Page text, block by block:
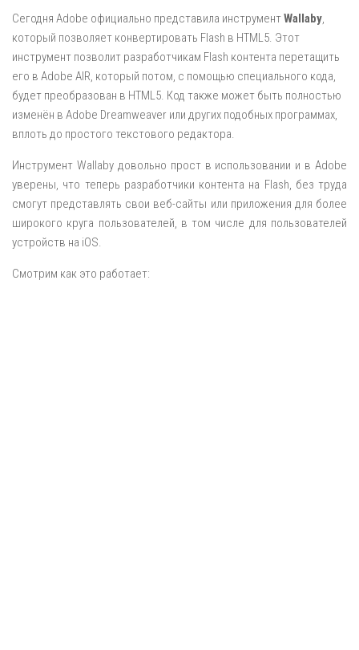
Сегодня Adobe официально представила инструментWallaby,
который позволяет конвертировать Flash в HTML5. Этот
инструмент позволит разработчикам Flash контента перетащить
его в Adobe AIR, который потом, с помощью специального кода,
будет преобразован в HTML5. Код также может быть полностью
изменён в Adobe Dreamweaver или других подобных программах,
вплоть до простого текстового редактора.
Инструмент Wallaby довольно прост в использовании и в Adobe
уверены, что теперь разработчики контента на Flash, без труда
смогут представлять свои веб-сайты или приложения для более
широкого круга пользователей, в том числе для пользователей
устройств на iOS.
Смотрим как это работает: